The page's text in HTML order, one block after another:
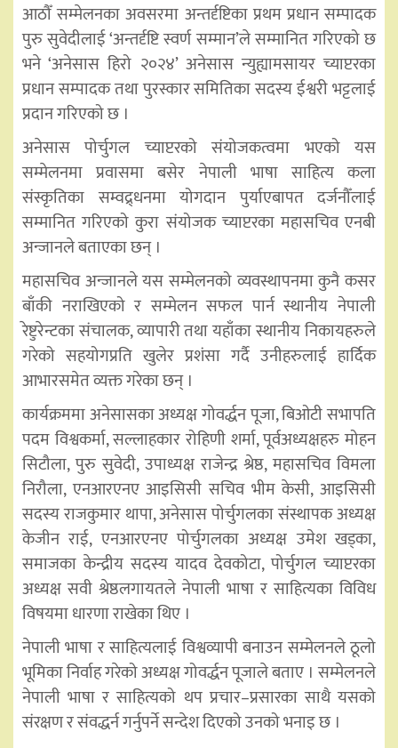
आठौँ सम्मेलनका अवसरमा अन्तर्दृष्टिका प्रथम प्रधान सम्पादक
पुरु सुवेदीलाई ‘अन्तर्दृष्टि स्वर्ण सम्मान’ले सम्मानित गरिएको छ
भने ‘अनेसास हिरो २०२४’ अनेसास न्युह्यामसायर च्याप्टरका
प्रधान सम्पादक तथा पुरस्कार समितिका सदस्य ईश्वरी भट्टलाई
प्रदान गरिएको छ ।
अनेसास पोर्चुगल च्याप्टरको संयोजकत्वमा भएको यस
सम्मेलनमा प्रवासमा बसेर नेपाली भाषा साहित्य कला
संस्कृतिका सम्वद्र्धनमा योगदान पुर्याएबापत दर्जनौँलाई
सम्मानित गरिएको कुरा संयोजक च्याप्टरका महासचिव एनबी
अन्जानले बताएका छन् ।
महासचिव अन्जानले यस सम्मेलनको व्यवस्थापनमा कुनै कसर
बाँकी नराखिएको र सम्मेलन सफल पार्न स्थानीय नेपाली
रेष्टुरेन्टका संचालक, व्यापारी तथा यहाँका स्थानीय निकायहरुले
गरेको सहयोगप्रति खुलेर प्रशंसा गर्दै उनीहरुलाई हार्दिक
आभारसमेत व्यक्त गरेका छन् ।
कार्यक्रममा अनेसासका अध्यक्ष गोवर्द्धन पूजा, बिओटी सभापति
पदम विश्वकर्मा, सल्लाहकार रोहिणी शर्मा, पूर्वअध्यक्षहरु मोहन
सिटौला, पुरु सुवेदी, उपाध्यक्ष राजेन्द्र श्रेष्ठ, महासचिव विमला
निरौला, एनआरएनए आइसिसी सचिव भीम केसी, आइसिसी
सदस्य राजकुमार थापा, अनेसास पोर्चुगलका संस्थापक अध्यक्ष
केजीन राई, एनआरएनए पोर्चुगलका अध्यक्ष उमेश खड्का,
समाजका केन्द्रीय सदस्य यादव देवकोटा, पोर्चुगल च्याप्टरका
अध्यक्ष सवी श्रेष्ठलगायतले नेपाली भाषा र साहित्यका विविध
विषयमा धारणा राखेका थिए ।
नेपाली भाषा र साहित्यलाई विश्वव्यापी बनाउन सम्मेलनले ठूलो
भूमिका निर्वाह गरेको अध्यक्ष गोवर्द्धन पूजाले बताए । सम्मेलनले
नेपाली भाषा र साहित्यको थप प्रचार–प्रसारका साथै यसको
संरक्षण र संवद्धर्न गर्नुपर्ने सन्देश दिएको उनको भनाइ छ ।